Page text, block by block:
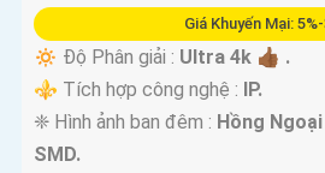
Giá Khuyến Mại:
🔅 Độ Phân giải : Ultra 4k 👍🏾 .
⚜️ Tích hợp công nghệ : IP.
❈ Hình ảnh ban đêm : Hồng
SMD.